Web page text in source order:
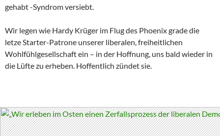
gehabt -Syndrom versiebt.
Wir legen wie Hardy Krüger im Flug des Phoenix grade die
letze Starter-Patrone unserer liberalen, freiheitlichen
Wohlfühlgesellschaft ein – in der Hoffnung, uns bald wieder in
die Lüfte zu erheben. Hoffentlich zündet sie.